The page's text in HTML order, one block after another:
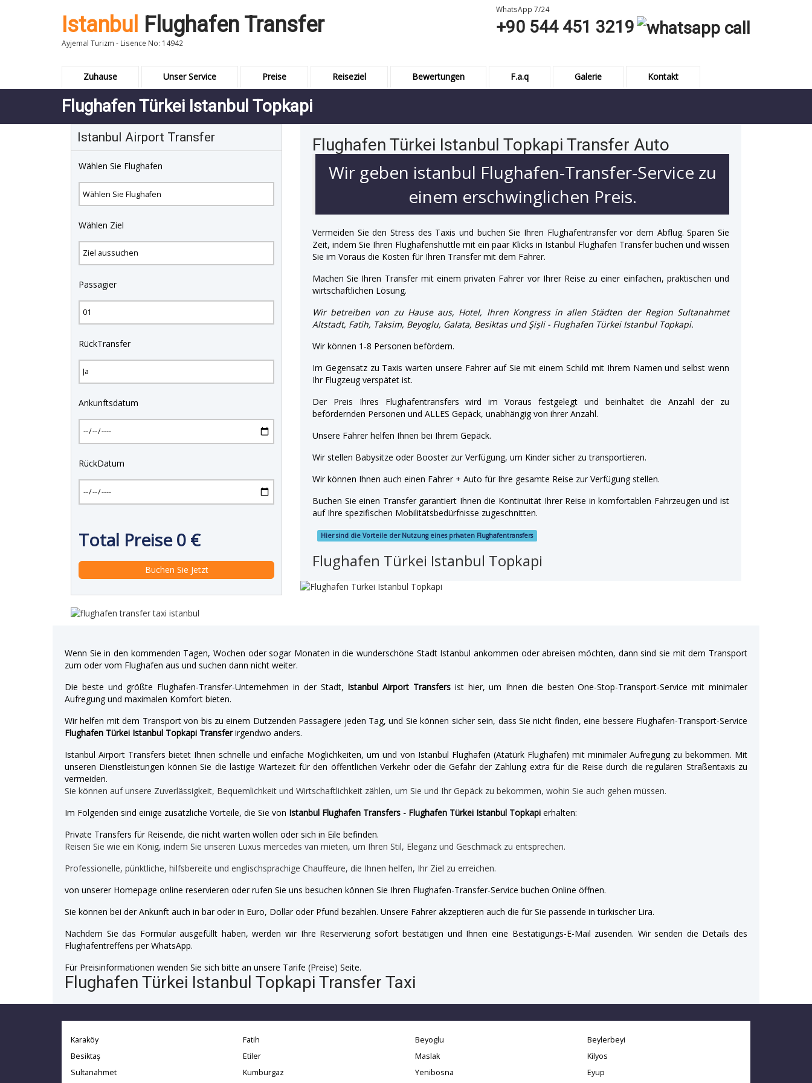
Istanbul Flughafen Transfer
Ayjemal Turizm - Lisence No: 14942
WhatsApp 7/24
+90 544 451 3219
Zuhause Unser Service Preise Reiseziel Bewertungen F.a.q Galerie Kontakt
Flughafen Türkei Istanbul Topkapi
Istanbul Airport Transfer
Wählen Sie Flughafen
Wählen Ziel
Passagier
RückTransfer
Ankunftsdatum
RückDatum
Total Preise0 €
Flughafen Türkei Istanbul Topkapi Transfer Auto
Wir geben istanbul Flughafen-Transfer-Service zu
einem erschwinglichen Preis.
Vermeiden Sie den Stress des Taxis und buchen Sie Ihren Flughafentransfer vor dem Abflug. Sparen Sie
Zeit, indem Sie Ihren Flughafenshuttle mit ein paar Klicks in Istanbul Flughafen Transfer buchen und wissen
Sie im Voraus die Kosten für Ihren Transfer mit dem Fahrer.
Machen Sie Ihren Transfer mit einem privaten Fahrer vor Ihrer Reise zu einer einfachen, praktischen und
wirtschaftlichen Lösung.
Wir betreiben von zu Hause aus, Hotel, Ihren Kongress in allen Städten der Region Sultanahmet
Altstadt, Fatih, Taksim, Beyoglu, Galata, Besiktas und Şişli - Flughafen Türkei Istanbul Topkapi.
Wir können 1-8 Personen befördern.
Im Gegensatz zu Taxis warten unsere Fahrer auf Sie mit einem Schild mit Ihrem Namen und selbst wenn
Ihr Flugzeug verspätet ist.
Der Preis Ihres Flughafentransfers wird im Voraus festgelegt und beinhaltet die Anzahl der zu
befördernden Personen und ALLES Gepäck, unabhängig von ihrer Anzahl.
Unsere Fahrer helfen Ihnen bei Ihrem Gepäck.
Wir stellen Babysitze oder Booster zur Verfügung, um Kinder sicher zu transportieren.
Wir können Ihnen auch einen Fahrer + Auto für Ihre gesamte Reise zur Verfügung stellen.
Buchen Sie einen Transfer garantiert Ihnen die Kontinuität Ihrer Reise in komfortablen Fahrzeugen und ist
auf Ihre spezifischen Mobilitätsbedürfnisse zugeschnitten.
Hier sind die Vorteile der Nutzung eines privaten Flughafentransfers
Flughafen Türkei Istanbul Topkapi
Wenn Sie in den kommenden Tagen, Wochen oder sogar Monaten in die wunderschöne Stadt Istanbul ankommen oder abreisen möchten, dann sind sie mit dem Transport
zum oder vom Flughafen aus und suchen dann nicht weiter.
Die beste und größte Flughafen-Transfer-Unternehmen in der Stadt, Istanbul Airport Transfersist hier, um Ihnen die besten One-Stop-Transport-Service mit minimaler
Aufregung und maximalen Komfort bieten.
Wir helfen mit dem Transport von bis zu einem Dutzenden Passagiere jeden Tag, und Sie können sicher sein, dass Sie nicht finden, eine bessere Flughafen-Transport-Service
Flughafen Türkei Istanbul Topkapi Transferirgendwo anders.
Istanbul Airport Transfers bietet Ihnen schnelle und einfache Möglichkeiten, um und von Istanbul Flughafen (Atatürk Flughafen) mit minimaler Aufregung zu bekommen. Mit
unseren Dienstleistungen können Sie die lästige Wartezeit für den öffentlichen Verkehr oder die Gefahr der Zahlung extra für die Reise durch die regulären Straßentaxis zu
vermeiden.
Sie können auf unsere Zuverlässigkeit, Bequemlichkeit und Wirtschaftlichkeit zählen, um Sie und Ihr Gepäck zu bekommen, wohin Sie auch gehen müssen.
Im Folgenden sind einige zusätzliche Vorteile, die Sie von Istanbul Flughafen Transfers - Flughafen Türkei Istanbul Topkapi erhalten:
Private Transfers für Reisende, die nicht warten wollen oder sich in Eile befinden.
Reisen Sie wie ein König, indem Sie unseren Luxus mercedes van mieten, um Ihren Stil, Eleganz und Geschmack zu entsprechen.
Professionelle, pünktliche, hilfsbereite und englischsprachige Chauffeure, die Ihnen helfen, Ihr Ziel zu erreichen.
von unserer Homepage online reservieren oder rufen Sie uns besuchen können Sie Ihren Flughafen-Transfer-Service buchen Online öffnen.
Sie können bei der Ankunft auch in bar oder in Euro, Dollar oder Pfund bezahlen. Unsere Fahrer akzeptieren auch die für Sie passende in türkischer Lira.
Nachdem Sie das Formular ausgefüllt haben, werden wir Ihre Reservierung sofort bestätigen und Ihnen eine Bestätigungs-E-Mail zusenden. Wir senden die Details des
Flughafentreffens per WhatsApp.
Für Preisinformationen wenden Sie sich bitte an unsere Tarife (Preise) Seite.
Flughafen Türkei Istanbul Topkapi Transfer Taxi
Karaköy
Besiktaş
Sultanahmet
Fatih
Etiler
Kumburgaz
Beyoglu
Maslak
Yenibosna
Beylerbeyi
Kilyos
Eyup